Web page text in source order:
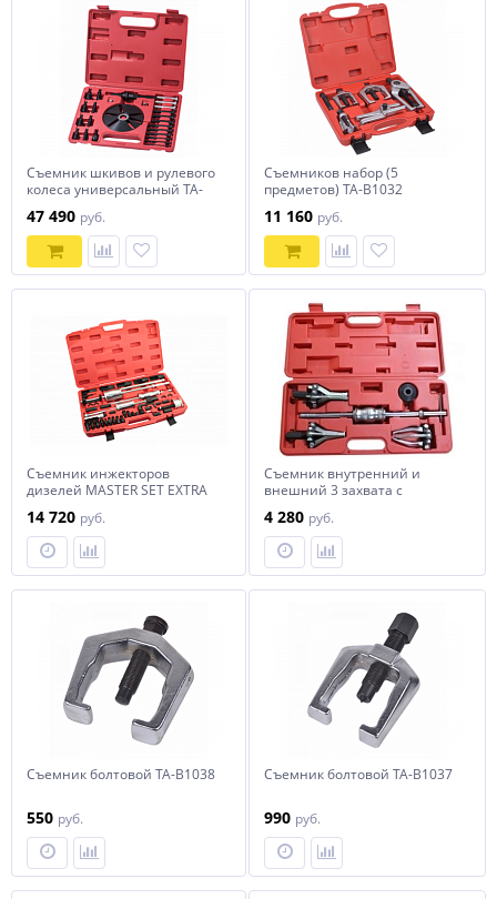
Съемник шкивов и рулевого
колеса универсальный TA-
47 490 руб.
Съемников набор (5
предметов) TA-B1032
11 160 руб.
Съемник инжекторов
дизелей MASTER SET EXTRA
14 720 руб.
Съемник внутренний и
внешний 3 захвата с
D1031
4 280 руб.
Съемник болтовой TA-B1038
550 руб.
Съемник болтовой TA-B1037
990 руб.